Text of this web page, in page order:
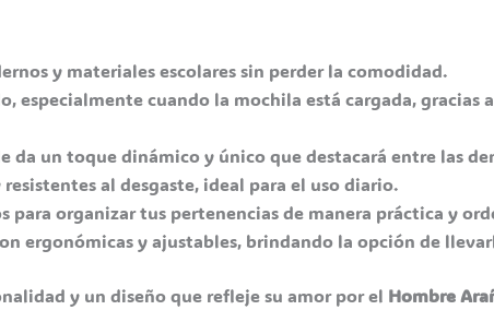
y materiales escolares sin perder la comodidad.
especialmente cuando la mochila está cargada, gracias
da un toque dinámico y único que destacará entre las
al desgaste, ideal para el uso diario.
para organizar tus pertenencias de manera práctica y
ergonómicas y ajustables, brindando la opción de
y un diseño que refleje su amor por el Hombre